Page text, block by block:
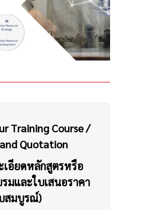
Training Course /
Quotation
เอียดหลักสูตรหรือ
มและใบเสนอราคา
สมบูรณ์)